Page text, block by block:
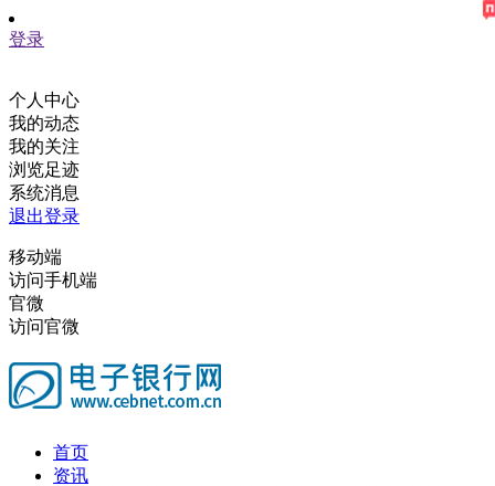
登录
个人中心
我的动态
我的关注
浏览足迹
系统消息
退出登录
移动端
访问手机端
官微
访问官微
首页
资讯